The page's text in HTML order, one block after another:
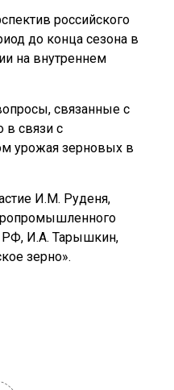
российского
до конца сезона в
на внутреннем
связанные с
в связи с
урожая зерновых в
И.М. Руденя,
РФ, И.А. Тарышкин,
зерно».